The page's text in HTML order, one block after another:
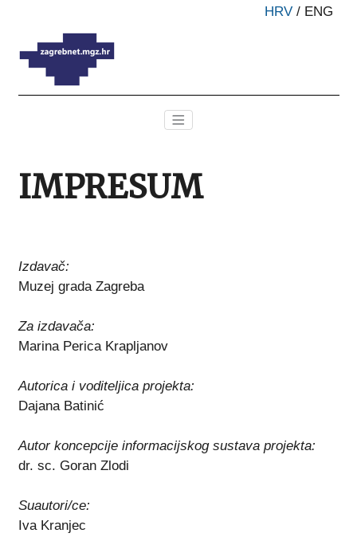
HRV / ENG
IMPRESUM
Izdavač:
Muzej grada Zagreba
Za izdavača:
Marina Perica Krapljanov
Autorica i voditeljica projekta:
Dajana Batinić
Autor koncepcije informacijskog sustava projekta:
dr. sc. Goran Zlodi
Suautori/ce:
Iva Kranjec